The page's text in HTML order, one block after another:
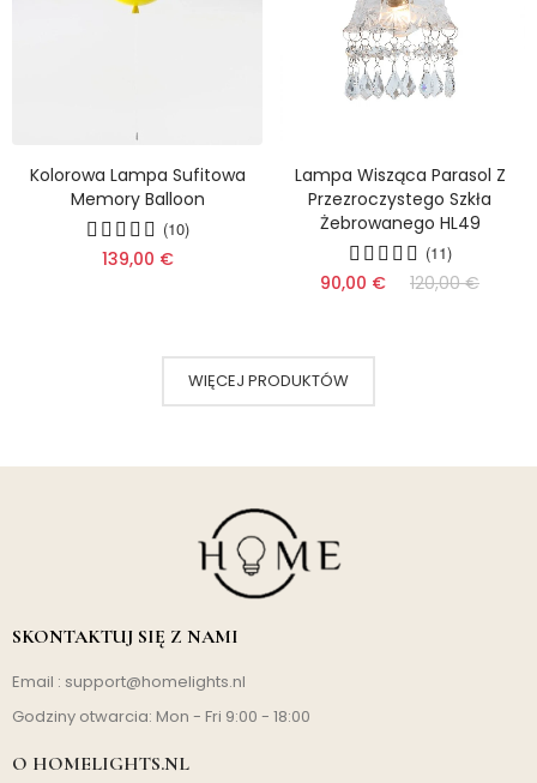
Kolorowa Lampa Sufitowa
Memory Balloon
(10)
139,00 €
Lampa Wisząca Parasol Z
Przezroczystego Szkła
Żebrowanego HL49
(11)
90,00 € 120,00 €
WIĘCEJ PRODUKTÓW
SKONTAKTUJ SIĘ Z NAMI
Email : support@homelights.nl
Godziny otwarcia: Mon - Fri 9:00 - 18:00
O HOMELIGHTS.NL